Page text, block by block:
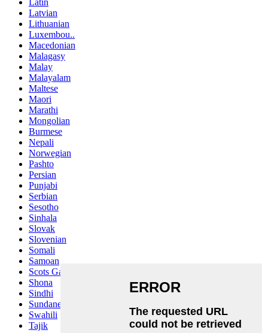
Latin
Latvian
Lithuanian
Luxembou..
Macedonian
Malagasy
Malay
Malayalam
Maltese
Maori
Marathi
Mongolian
Burmese
Nepali
Norwegian
Pashto
Persian
Punjabi
Serbian
Sesotho
Sinhala
Slovak
Slovenian
Somali
Samoan
Scots Gaelic
Shona
Sindhi
Sundanese
Swahili
Tajik